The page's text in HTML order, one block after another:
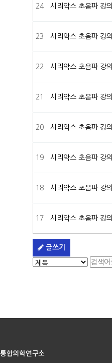
24 시리악스 초음파 강의
23 시리악스 초음파 강의
22 시리악스 초음파 강의
21 시리악스 초음파 강의
20 시리악스 초음파 강의
19 시리악스 초음파 강의
18 시리악스 초음파 강의
17 시리악스 초음파 강의
글쓰기
통합의학연구소